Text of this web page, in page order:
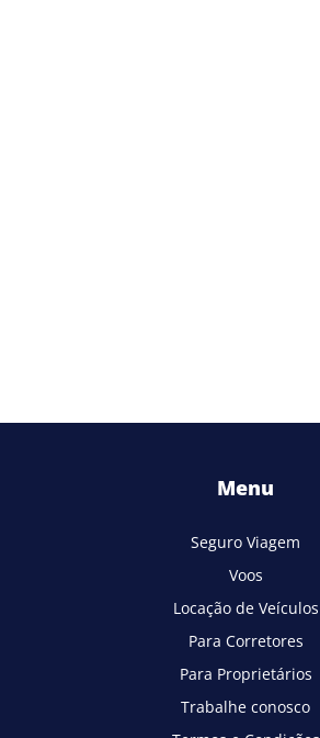
Menu
Seguro Viagem
Voos
Locação de Veículos
Para Corretores
Para Proprietários
Trabalhe conosco